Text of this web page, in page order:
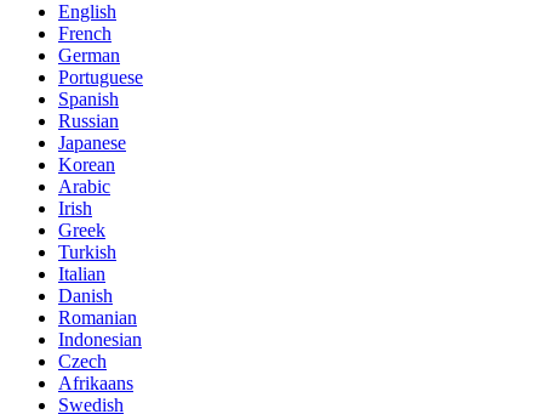
English
French
German
Portuguese
Spanish
Russian
Japanese
Korean
Arabic
Irish
Greek
Turkish
Italian
Danish
Romanian
Indonesian
Czech
Afrikaans
Swedish